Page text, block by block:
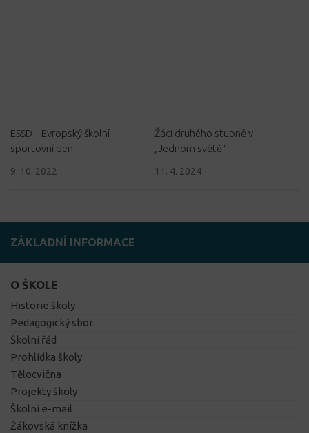
ESSD – Evropský školní
sportovní den
9. 10. 2022
Žáci druhého stupně v
„Jednom světě“
11. 4. 2024
ZÁKLADNÍ INFORMACE
O ŠKOLE
Historie školy
Pedagogický sbor
Školní řád
Prohlídka školy
Tělocvična
Projekty školy
Školní e-mail
Žákovská knížka